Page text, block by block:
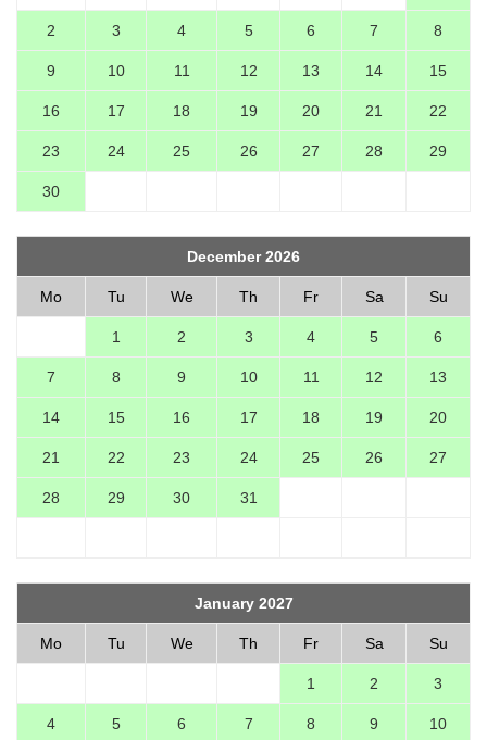
2 3 4 5 6 7 8
9 10 11 12 13 14 15
16 17 18 19 20 21 22
23 24 25 26 27 28 29
30
December 2026
Mo Tu We Th Fr Sa Su
1 2 3 4 5 6
7 8 9 10 11 12 13
14 15 16 17 18 19 20
21 22 23 24 25 26 27
28 29 30 31
January 2027
Mo Tu We Th Fr Sa Su
1 2 3
4 5 6 7 8 9 10